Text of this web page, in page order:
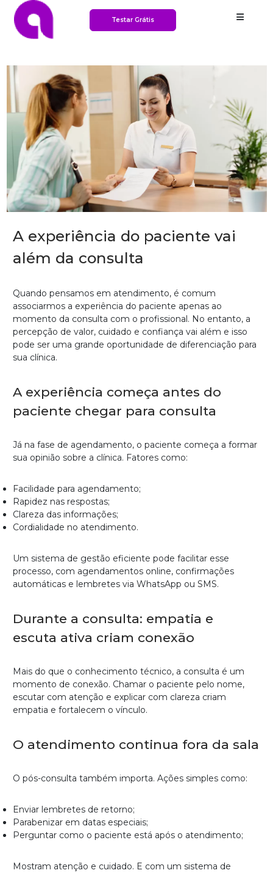
Testar Grátis
A experiência do paciente vai
além da consulta
Quando pensamos em atendimento, é comum
associarmos a experiência do paciente apenas ao
momento da consulta com o profissional. No entanto, a
percepção de valor, cuidado e confiança vai além e isso
pode ser uma grande oportunidade de diferenciação para
sua clínica.
A experiência começa antes do
paciente chegar para consulta
Já na fase de agendamento, o paciente começa a formar
sua opinião sobre a clínica. Fatores como:
Facilidade para agendamento;
Rapidez nas respostas;
Clareza das informações;
Cordialidade no atendimento.
Um sistema de gestão eficiente pode facilitar esse
processo, com agendamentos online, confirmações
automáticas e lembretes via WhatsApp ou SMS.
Durante a consulta: empatia e
escuta ativa criam conexão
Mais do que o conhecimento técnico, a consulta é um
momento de conexão. Chamar o paciente pelo nome,
escutar com atenção e explicar com clareza criam
empatia e fortalecem o vínculo.
O atendimento continua fora da sala
O pós-consulta também importa. Ações simples como:
Enviar lembretes de retorno;
Parabenizar em datas especiais;
Perguntar como o paciente está após o atendimento;
Mostram atenção e cuidado. E com um sistema de